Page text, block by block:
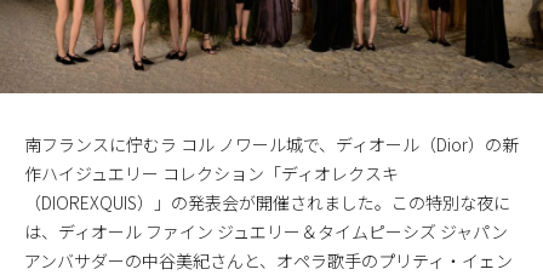
南フランスに佇むラ コル ノワール城で、ディオール（Dior）の新
作ハイジュエリー コレクション「ディオレクスキ
（DIOREXQUIS）」の発表会が開催されました。この特別な夜に
は、ディオール ファイン ジュエリー＆タイムピーシズ ジャパン
アンバサダーの中谷美紀さんと、オペラ歌手のプリティ・イェン